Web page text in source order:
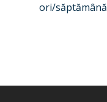
ori/săptămână